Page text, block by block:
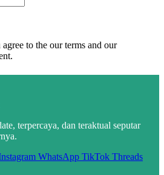
to the our terms and our
terpercaya, dan teraktual seputar
WhatsApp TikTok Threads